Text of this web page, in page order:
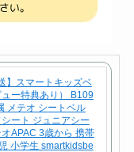
】スマートキッズベ
ー特典あり） B109
メテオ シートベル
ート ジュニアシー
APAC 3歳から 携帯
小学生 smartkidsbe